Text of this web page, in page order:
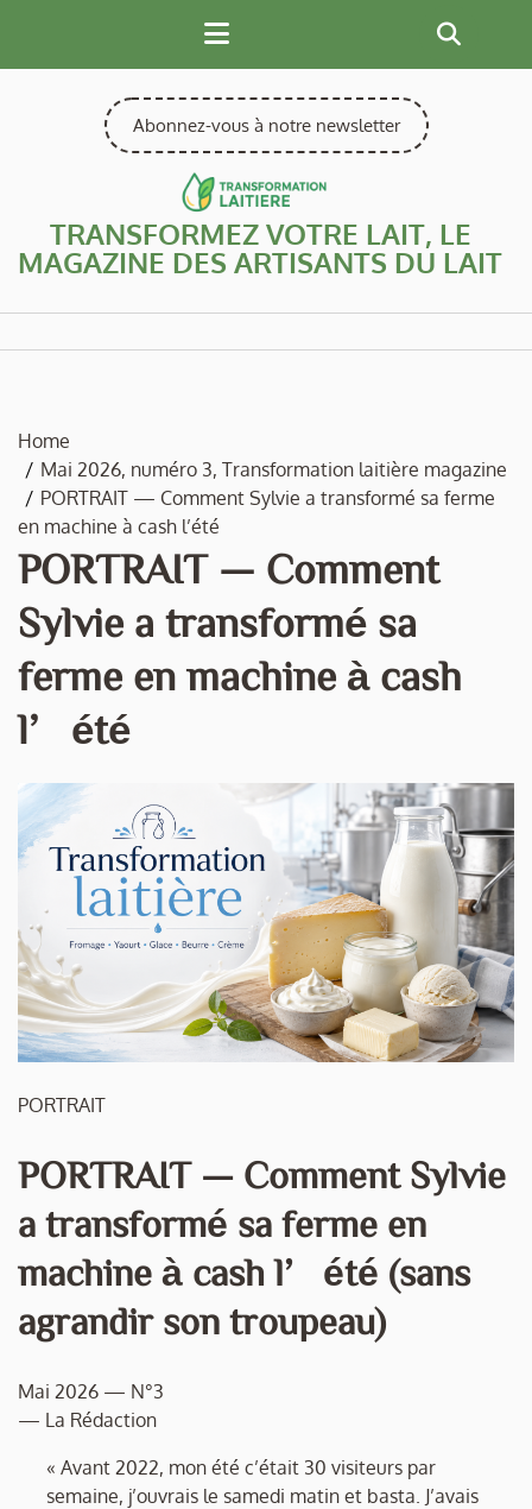
content
Abonnez-vous à notre newsletter
TRANSFORMEZ VOTRE LAIT, LE
MAGAZINE DES ARTISANTS DU LAIT
Home
Mai 2026, numéro 3, Transformation laitière magazine
PORTRAIT — Comment Sylvie a transformé sa ferme
en machine à cash l’été
PORTRAIT — Comment
Sylvie a transformé sa
ferme en machine à cash
l’été
PORTRAIT
PORTRAIT — Comment Sylvie
a transformé sa ferme en
machine à cash l’été (sans
agrandir son troupeau)
Mai 2026 — N°3
— La Rédaction
« Avant 2022, mon été c’était 30 visiteurs par
semaine, j’ouvrais le samedi matin et basta. J’avais